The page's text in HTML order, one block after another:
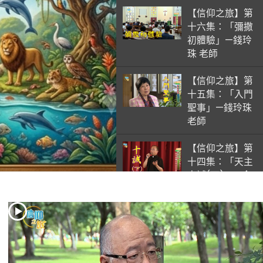
【信仰之旅】第
十六集：「彌撒
初體驗」—錢玲
珠 老師
【信仰之旅】第
十五集：「入門
聖事」—錢玲珠
老師
【信仰之旅】第
十四集：「天主
十誡(下)」—金
【信仰之旅】第
十三集：「天主
十誡(上)」—金
毓瑋 神父